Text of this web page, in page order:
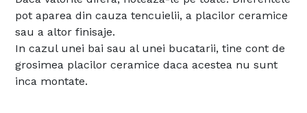
pot aparea din cauza tencuielii, a placilor ceramice
sau a altor finisaje.
In cazul unei bai sau al unei bucatarii, tine cont de
grosimea placilor ceramice daca acestea nu sunt
inca montate.